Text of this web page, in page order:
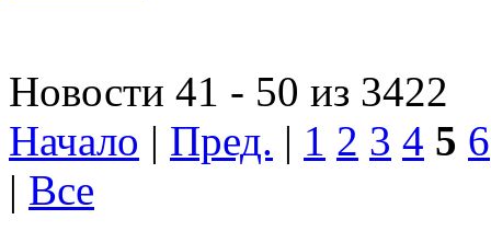
Новости 41 - 50 из 3422
Начало | Пред. | 1 2 3 4 5 6
| Все